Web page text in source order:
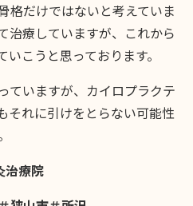
格だけではないと考えていま
治療していますが、これから
こうと思っております。
ていますが、カイロプラクテ
それに引けをとらない可能性
治療院